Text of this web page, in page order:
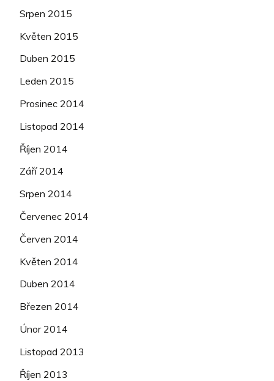
Srpen 2015
Květen 2015
Duben 2015
Leden 2015
Prosinec 2014
Listopad 2014
Říjen 2014
Září 2014
Srpen 2014
Červenec 2014
Červen 2014
Květen 2014
Duben 2014
Březen 2014
Únor 2014
Listopad 2013
Říjen 2013